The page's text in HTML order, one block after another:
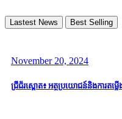
Lastest News Best Selling
November 20, 2024
ជ្រីជ័រស្ពោត៖ អត្ថប្រយោជន៍និងការតម្លើ